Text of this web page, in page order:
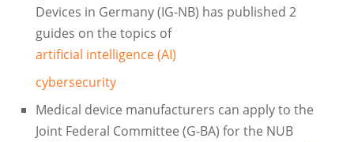
Devices in Germany (IG-NB) has published 2
guides on the topics of
artificial intelligence (AI)
cybersecurity
Medical device manufacturers can apply to the
Joint Federal Committee (G-BA) for the NUB